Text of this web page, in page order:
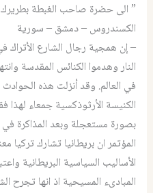
” الى حضرة صاحب الغبطة بطريرك
الكسندروس – دمشق – سورية
– إن همجية رجال الشارع الأتراك
النار وهدموا الكنائس المقدسة
في العالم. وقد أنزلت هذه
الكنيسة الأرثوذكسية جمعاء لهذا
بصورة مستعجلة وبعد المذاكرة في
المؤتمر ان بريطانيا تشارك تركيا
الأساليب السياسية البريطانية
المبادىء المسيحية اذ انها تجرح